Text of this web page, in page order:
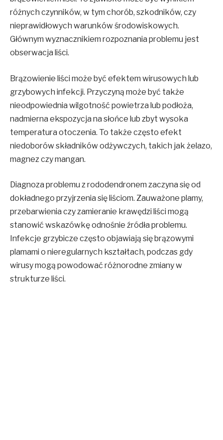
różnych czynników, w tym chorób, szkodników, czy
nieprawidłowych warunków środowiskowych.
Głównym wyznacznikiem rozpoznania problemu jest
obserwacja liści.
Brązowienie liści może być efektem wirusowych lub
grzybowych infekcji. Przyczyną może być także
nieodpowiednia wilgotność powietrza lub podłoża,
nadmierna ekspozycja na słońce lub zbyt wysoka
temperatura otoczenia. To także często efekt
niedoborów składników odżywczych, takich jak żelazo,
magnez czy mangan.
Diagnoza problemu z rododendronem zaczyna się od
dokładnego przyjrzenia się liściom. Zauważone plamy,
przebarwienia czy zamieranie krawędzi liści mogą
stanowić wskazówkę odnośnie źródła problemu.
Infekcje grzybicze często objawiają się brązowymi
plamami o nieregularnych kształtach, podczas gdy
wirusy mogą powodować różnorodne zmiany w
strukturze liści.